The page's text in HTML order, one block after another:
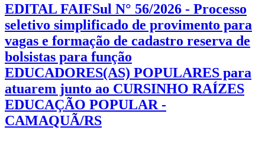
EDITAL FAIFSul N° 56/2026 - Processo
seletivo simplificado de provimento para
vagas e formação de cadastro reserva de
bolsistas para função
EDUCADORES(AS) POPULARES para
atuarem junto ao CURSINHO RAÍZES
EDUCAÇÃO POPULAR -
CAMAQUÃ/RS